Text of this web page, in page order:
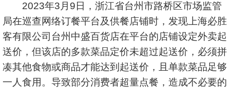
2023年3月9日，浙江省台州市路桥区市场监管
局在巡查网络订餐平台及供餐店铺时，发现上海必胜
客有限公司台州中盛百货店在平台的店铺设定外卖起
送价，但该店的多款菜品定价未超过起送价，必须拼
凑其他食物或商品才能达到起送价，且单款菜品足够
一人食用。导致部分消费者超量点餐，造成不必要的